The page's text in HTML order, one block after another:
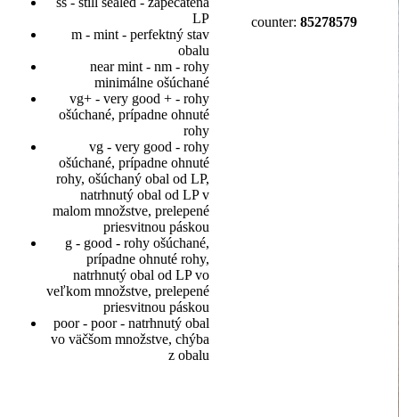
LP
m - mint - perfektný stav
obalu
near mint - nm - rohy
minimálne ošúchané
vg+ - very good + - rohy
ošúchané, prípadne ohnuté
rohy
vg - very good - rohy
ošúchané, prípadne ohnuté
rohy, ošúchaný obal od LP,
natrhnutý obal od LP v
malom množstve, prelepené
priesvitnou páskou
g - good - rohy ošúchané,
prípadne ohnuté rohy,
natrhnutý obal od LP vo
veľkom množstve, prelepené
priesvitnou páskou
poor - poor - natrhnutý obal
vo väčšom množstve, chýba
z obalu
counter: 85278579